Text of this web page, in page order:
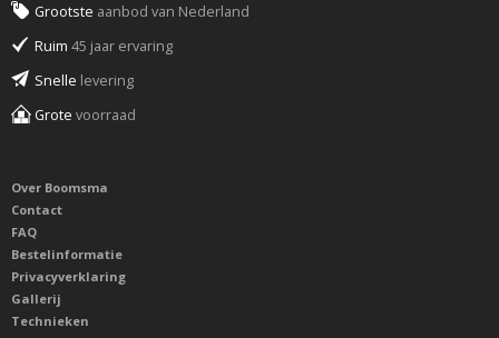
Grootste aanbod van Nederland
Ruim 45 jaar ervaring
Snelle levering
Grote voorraad
Over Boomsma
Contact
FAQ
Bestelinformatie
Privacyverklaring
Gallerij
Technieken